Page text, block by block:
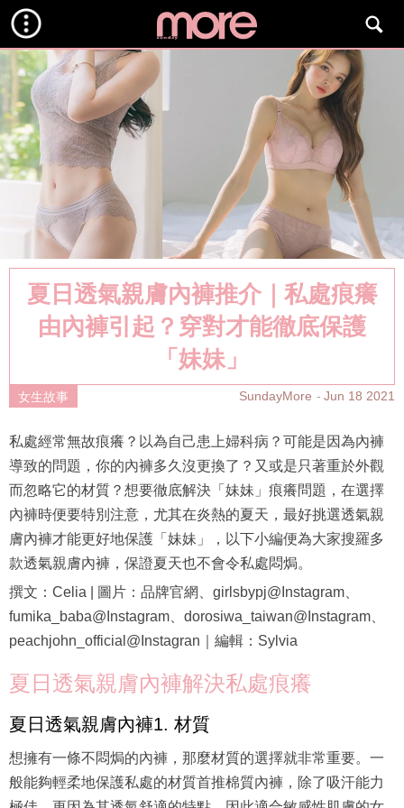
夏日透氣親膚內褲推介｜私處痕癢
由內褲引起？穿對才能徹底保護
「妹妹」
女生故事 SundayMore Jun 18 2021
私處經常無故痕癢？以為自己患上婦科病？可能是因為內褲
導致的問題，你的內褲多久沒更換了？又或是只著重於外觀
而忽略它的材質？想要徹底解決「妹妹」痕癢問題，在選擇
內褲時便要特別注意，尤其在炎熱的夏天，最好挑選透氣親
膚內褲才能更好地保護「妹妹」，以下小編便為大家搜羅多
款透氣親膚內褲，保證夏天也不會令私處悶焗。
撰文：Celia | 圖片：品牌官網、girlsbypj@Instagram、
fumika_baba@Instagram、dorosiwa_taiwan@Instagram、
peachjohn_official@Instagran｜編輯：Sylvia
夏日透氣親膚內褲解決私處痕癢
夏日透氣親膚內褲1. 材質
想擁有一條不悶焗的內褲，那麼材質的選擇就非常重要。一
般能夠輕柔地保護私處的材質首推棉質內褲，除了吸汗能力